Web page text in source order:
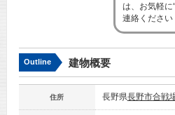
は、お気軽に
連絡ください
Outline 建物概要
住所 長野県長野市合戦